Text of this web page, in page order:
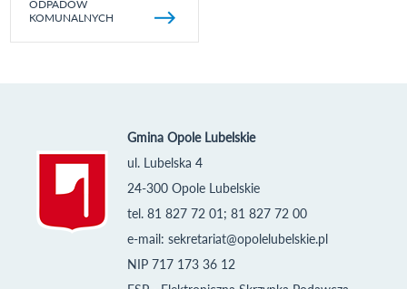
ODPADÓW
KOMUNALNYCH
Gmina Opole Lubelskie
ul. Lubelska 4
24-300 Opole Lubelskie
tel. 81 827 72 01; 81 827 72 00
e-mail: sekretariat@opolelubelskie.pl
NIP 717 173 36 12